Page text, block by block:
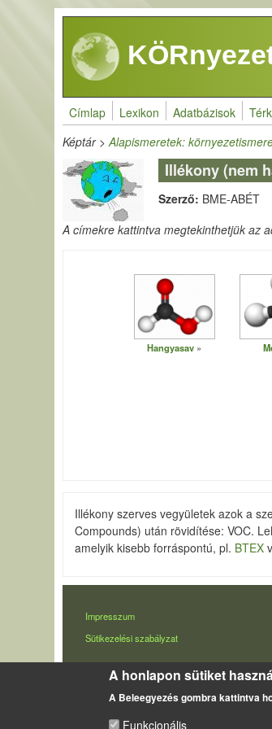
Ugrás a tartalomra
Címlap Lexikon Adatbázisok
Képtár>Alapismeretek:
Illékony (nem
Szerző: BME-ABÉT
A címekre kattintva megtekinthetjük az
Hangyasav
Illékony szerves vegyületek azok a
Compounds) után rövidítése: VOC.
amelyik kisebb forráspontú, pl. BTEX
LÁBLÉC
Impresszum
Sütikezelési szabályzat
A honlapon sütiket
A Beleegyezés gombra kattintva
Funkcionális